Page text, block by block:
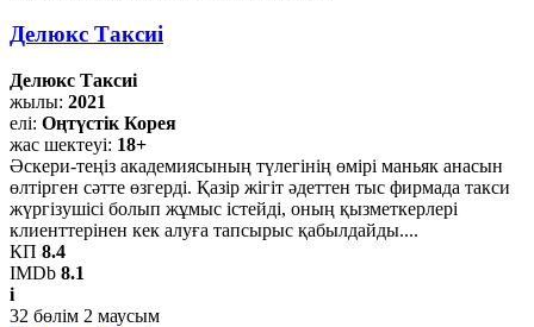
Делюкс Таксиі
Делюкс Таксиі
жылы: 2021
елі: Оңтүстік Корея
жас шектеуі: 18+
Әскери-теңіз академиясының түлегінің өмірі маньяк анасын
өлтірген сәтте өзгерді. Қазір жігіт әдеттен тыс фирмада такси
жүргізушісі болып жұмыс істейді, оның қызметкерлері
клиенттерінен кек алуға тапсырыс қабылдайды....
КП 8.4
IMDb 8.1
i
32 бөлім 2 маусым